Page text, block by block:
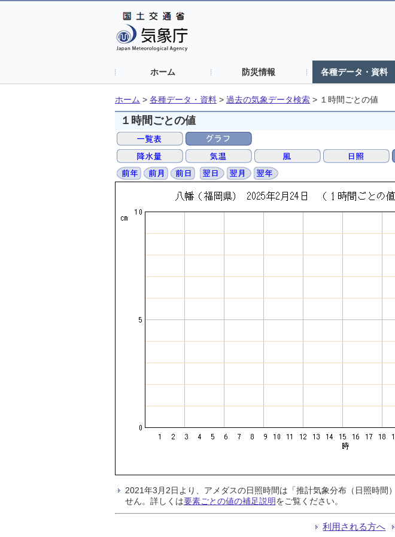
ホーム 防災情報 各種データ・資料
ホーム > 各種データ・資料 > 過去の気象データ検索 > １時間ごとの値
１時間ごとの値
2021年3月2日より、アメダスの日照時間は「推計気象分布（日照時
せん。詳しくは要素ごとの値の補足説明をご覧ください。
利用される方へ